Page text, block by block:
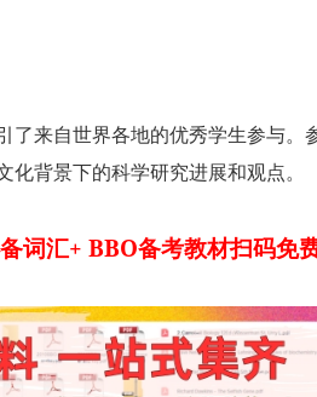
了来自世界各地的优秀学生参与。
背景下的科学研究进展和观点。
词汇+ BBO备考教材扫码免